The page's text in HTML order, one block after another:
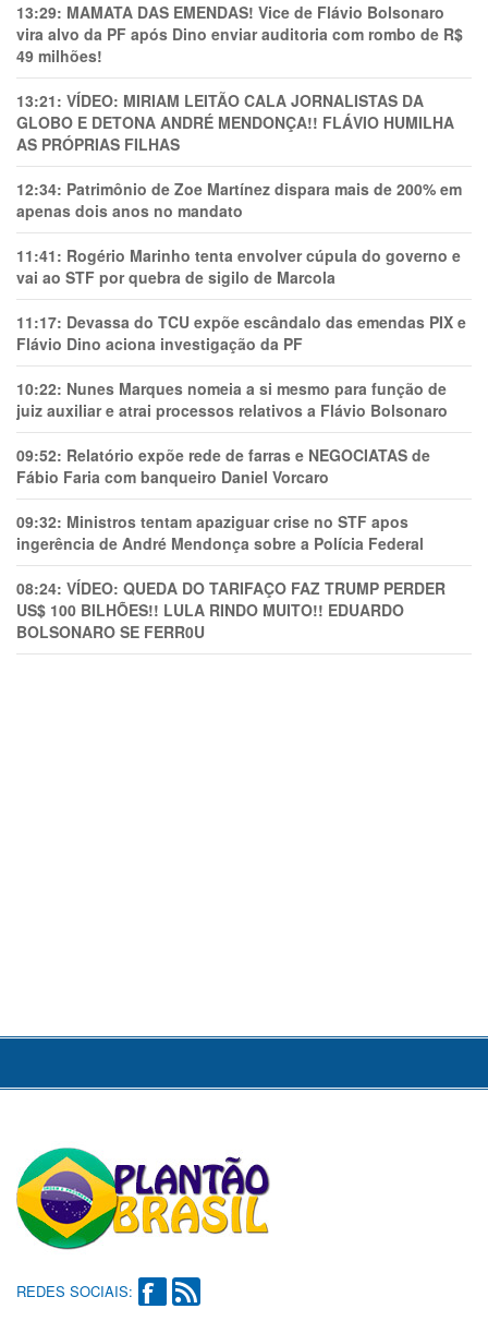
13:29: MAMATA DAS EMENDAS! Vice de Flávio Bolsonaro
vira alvo da PF após Dino enviar auditoria com rombo de R$
49 milhões!
13:21: VÍDEO: MIRIAM LEITÃO CALA JORNALISTAS DA
GLOBO E DETONA ANDRÉ MENDONÇA!! FLÁVIO HUMILHA
AS PRÓPRIAS FILHAS
12:34: Patrimônio de Zoe Martínez dispara mais de 200% em
apenas dois anos no mandato
11:41: Rogério Marinho tenta envolver cúpula do governo e
vai ao STF por quebra de sigilo de Marcola
11:17: Devassa do TCU expõe escândalo das emendas PIX e
Flávio Dino aciona investigação da PF
10:22: Nunes Marques nomeia a si mesmo para função de
juiz auxiliar e atrai processos relativos a Flávio Bolsonaro
09:52: Relatório expõe rede de farras e NEGOCIATAS de
Fábio Faria com banqueiro Daniel Vorcaro
09:32: Ministros tentam apaziguar crise no STF apos
ingerência de André Mendonça sobre a Polícia Federal
08:24: VÍDEO: QUEDA DO TARIFAÇO FAZ TRUMP PERDER
US$ 100 BILHÕES!! LULA RINDO MUITO!! EDUARDO
BOLSONARO SE FERR0U
REDES SOCIAIS: